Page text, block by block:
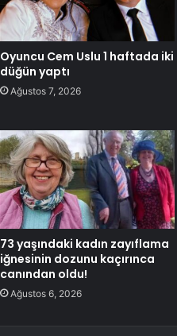
Oyuncu Cem Uslu 1 haftada iki
düğün yaptı
Ağustos 7, 2026
73 yaşındaki kadın zayıflama
iğnesinin dozunu kaçırınca
canından oldu!
Ağustos 6, 2026